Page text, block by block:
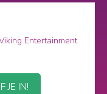
Entertainment
JE IN!